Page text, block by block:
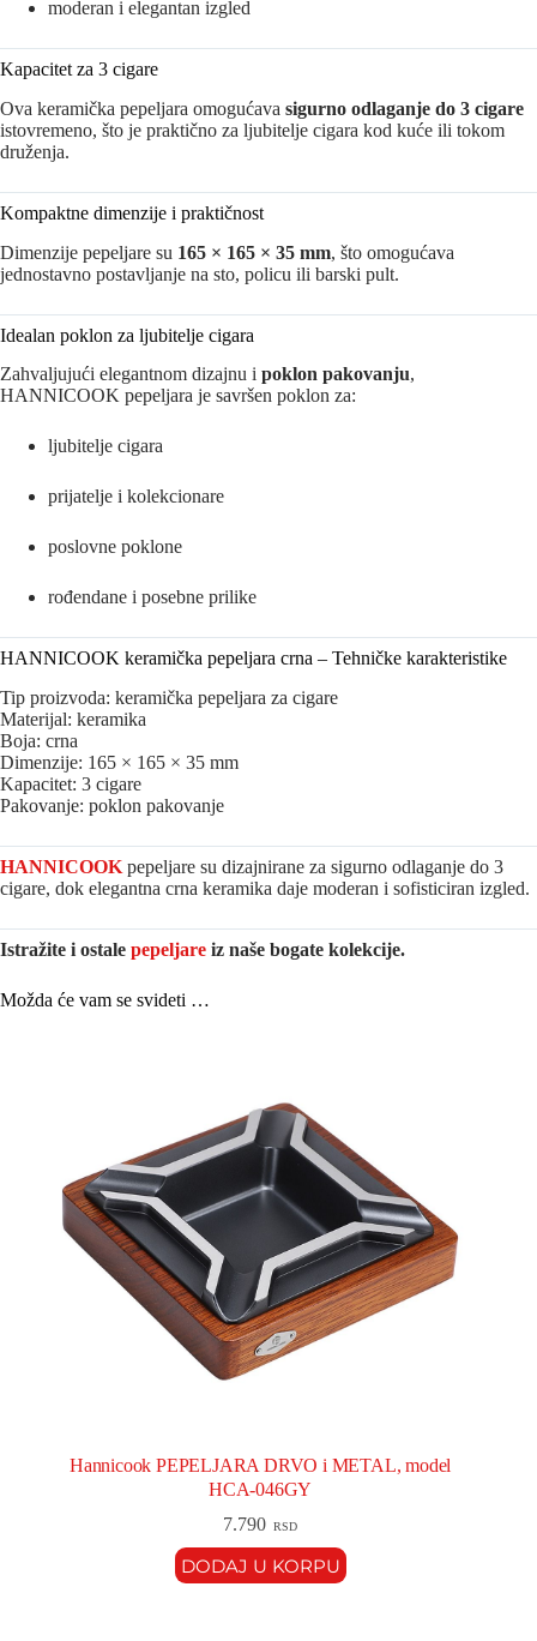
moderan i elegantan izgled
Kapacitet za 3 cigare
Ova keramička pepeljara omogućava sigurno odlaganje do 3 cigare
istovremeno, što je praktično za ljubitelje cigara kod kuće ili tokom
druženja.
Kompaktne dimenzije i praktičnost
Dimenzije pepeljare su 165 × 165 × 35 mm, što omogućava
jednostavno postavljanje na sto, policu ili barski pult.
Idealan poklon za ljubitelje cigara
Zahvaljujući elegantnom dizajnu i poklon pakovanju,
HANNICOOK pepeljara je savršen poklon za:
ljubitelje cigara
prijatelje i kolekcionare
poslovne poklone
rođendane i posebne prilike
HANNICOOK keramička pepeljara crna – Tehničke karakteristike
Tip proizvoda: keramička pepeljara za cigare
Materijal: keramika
Boja: crna
Dimenzije: 165 × 165 × 35 mm
Kapacitet: 3 cigare
Pakovanje: poklon pakovanje
HANNICOOK pepeljare su dizajnirane za sigurno odlaganje do 3
cigare, dok elegantna crna keramika daje moderan i sofisticiran izgled.
Istražite i ostale pepeljare iz naše bogate kolekcije.
Možda će vam se svideti …
Hannicook PEPELJARA DRVO i METAL, model
HCA-046GY
7.790 RSD
DODAJ U KORPU